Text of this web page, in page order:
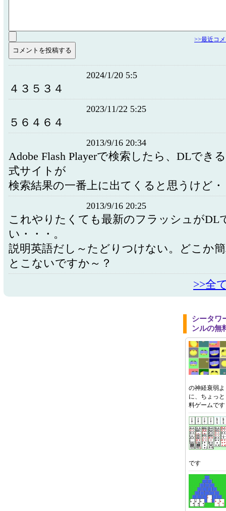
>>最近コ
2024/1/20 5:5
４３５３４
2023/11/22 5:25
５６４６４
2013/9/16 20:34
Adobe Flash Playerで検索したら、DLでき
式サイトが
検索結果の一番上に出てくると思うけど
2013/9/16 20:25
これやりたくても最新のフラッシュがDL
い・・・。
説明英語だし～たどりつけない。どこか
とこないですか～？
>>全
シータワ
ンルの無
の神経衰弱
に、ちょっ
料ゲームです
です